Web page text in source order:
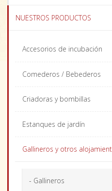
NUESTROS PRODUCTOS
Accesorios de incubación
Comederos / Bebederos
Criadoras y bombillas
Estanques de jardín
Gallineros y otros
- Gallineros